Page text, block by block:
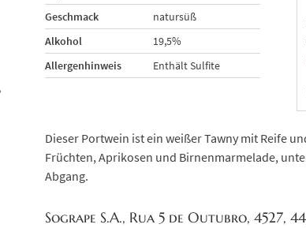
Geschmack
natursüß
Alkohol
19,5%
Allergenhinweis
Enthält Sulfite
Dieser Portwein ist ein weißer Tawny mit Reife
Früchten, Aprikosen und Birnenmarmelade,
Abgang.
Sogrape S.A., Rua 5 de Outubro, 4527,